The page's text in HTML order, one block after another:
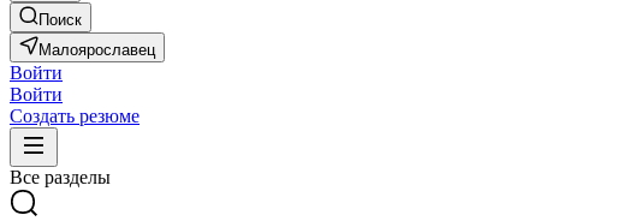
Поиск
Малоярославец
Войти
Войти
Создать резюме
Все разделы